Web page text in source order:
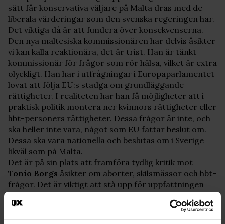
sätt får konservativa väljare på Malta dras med de
liberala värderingar som den svenska regeringen har.
Det viktiga då är att fundera över konsekvenserna.
Den nya maltesiska kommissionären har delvis åsikter
vi kan kalla reaktionära, det är trist. Han är tänkt
kommissionär för frågor som rör hälsa, vilket är extra
olyckligt. Han har i utfrågningar i Europaparlamentet
lovat att följa EU:s stadga om grundläggande
rättigheter. I realiteten har han få möjligheter att i
praktisk politik montera ner kvinnors rättigheter eller
hbt-personers rättigheter. Dessa frågor är inte, och
ska heller inte vara, något som EU fattar beslut om.
Dessa ska vara nationella och beslutas om i Sverige
likväl som på Malta.
Det är på sin plats att framföra tydlig kritik mot
Tonio Borgs åsikter om aborter, skilsmässor och hbt-
frågor. Det är viktigt att stå upp för uppfattningen
att EU inte ska peta i sådana frågor överhuvudtaget –
på så sätt kommer Borg inte att få inflytande. Vi litar
också på att EU-kommissionen som helhet